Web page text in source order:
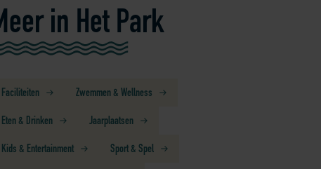
in Het Park
Faciliteiten Zwemmen & Wellness
Eten & Drinken Jaarplaatsen
Kids & Entertainment Sport & Spel